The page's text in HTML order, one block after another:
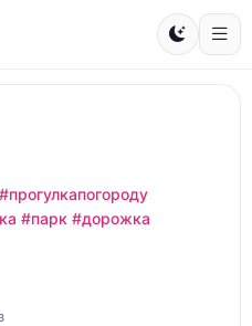
#прогулкапогороду
#парк #дорожка